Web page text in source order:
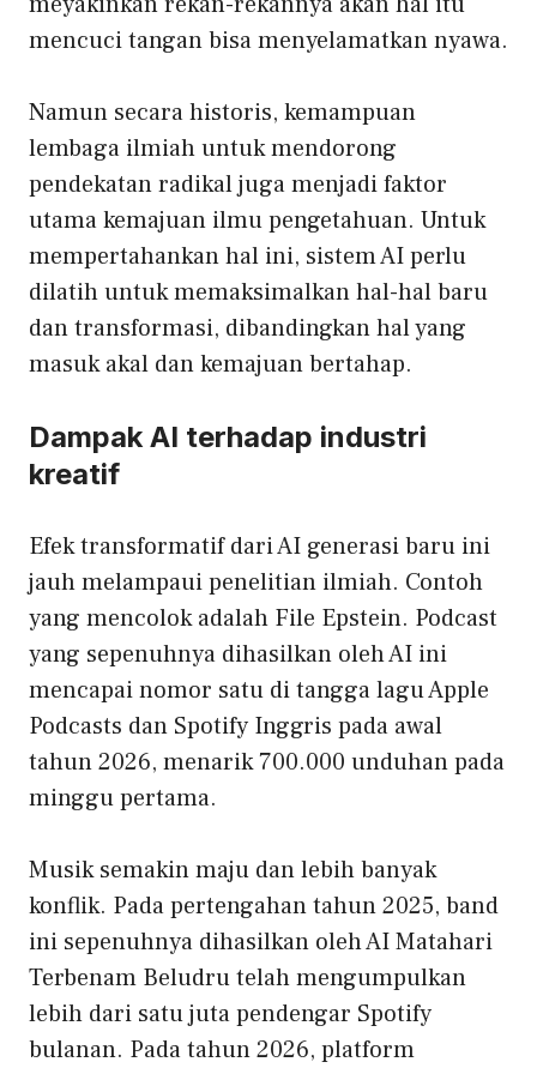
mencuci tangan bisa menyelamatkan nyawa.
Namun secara historis, kemampuan
lembaga ilmiah untuk mendorong
pendekatan radikal juga menjadi faktor
utama kemajuan ilmu pengetahuan. Untuk
mempertahankan hal ini, sistem AI perlu
dilatih untuk memaksimalkan hal-hal baru
dan transformasi, dibandingkan hal yang
masuk akal dan kemajuan bertahap.
Dampak AI terhadap industri
kreatif
Efek transformatif dari AI generasi baru ini
jauh melampaui penelitian ilmiah. Contoh
yang mencolok adalah File Epstein. Podcast
yang sepenuhnya dihasilkan oleh AI ini
mencapai nomor satu di tangga lagu Apple
Podcasts dan Spotify Inggris pada awal
tahun 2026, menarik 700.000 unduhan pada
minggu pertama.
Musik semakin maju dan lebih banyak
konflik. Pada pertengahan tahun 2025, band
ini sepenuhnya dihasilkan oleh AIMatahari
Terbenam Beludrutelah mengumpulkan
lebih dari satu juta pendengar Spotify
bulanan. Pada tahun 2026, platform